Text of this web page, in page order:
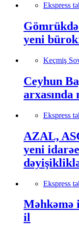
Ekspress
yeni
Keçmiş
Ceyhun
arxasında
Ekspress
AZAL,
yeni
Ekspress
Məhkəmə
il